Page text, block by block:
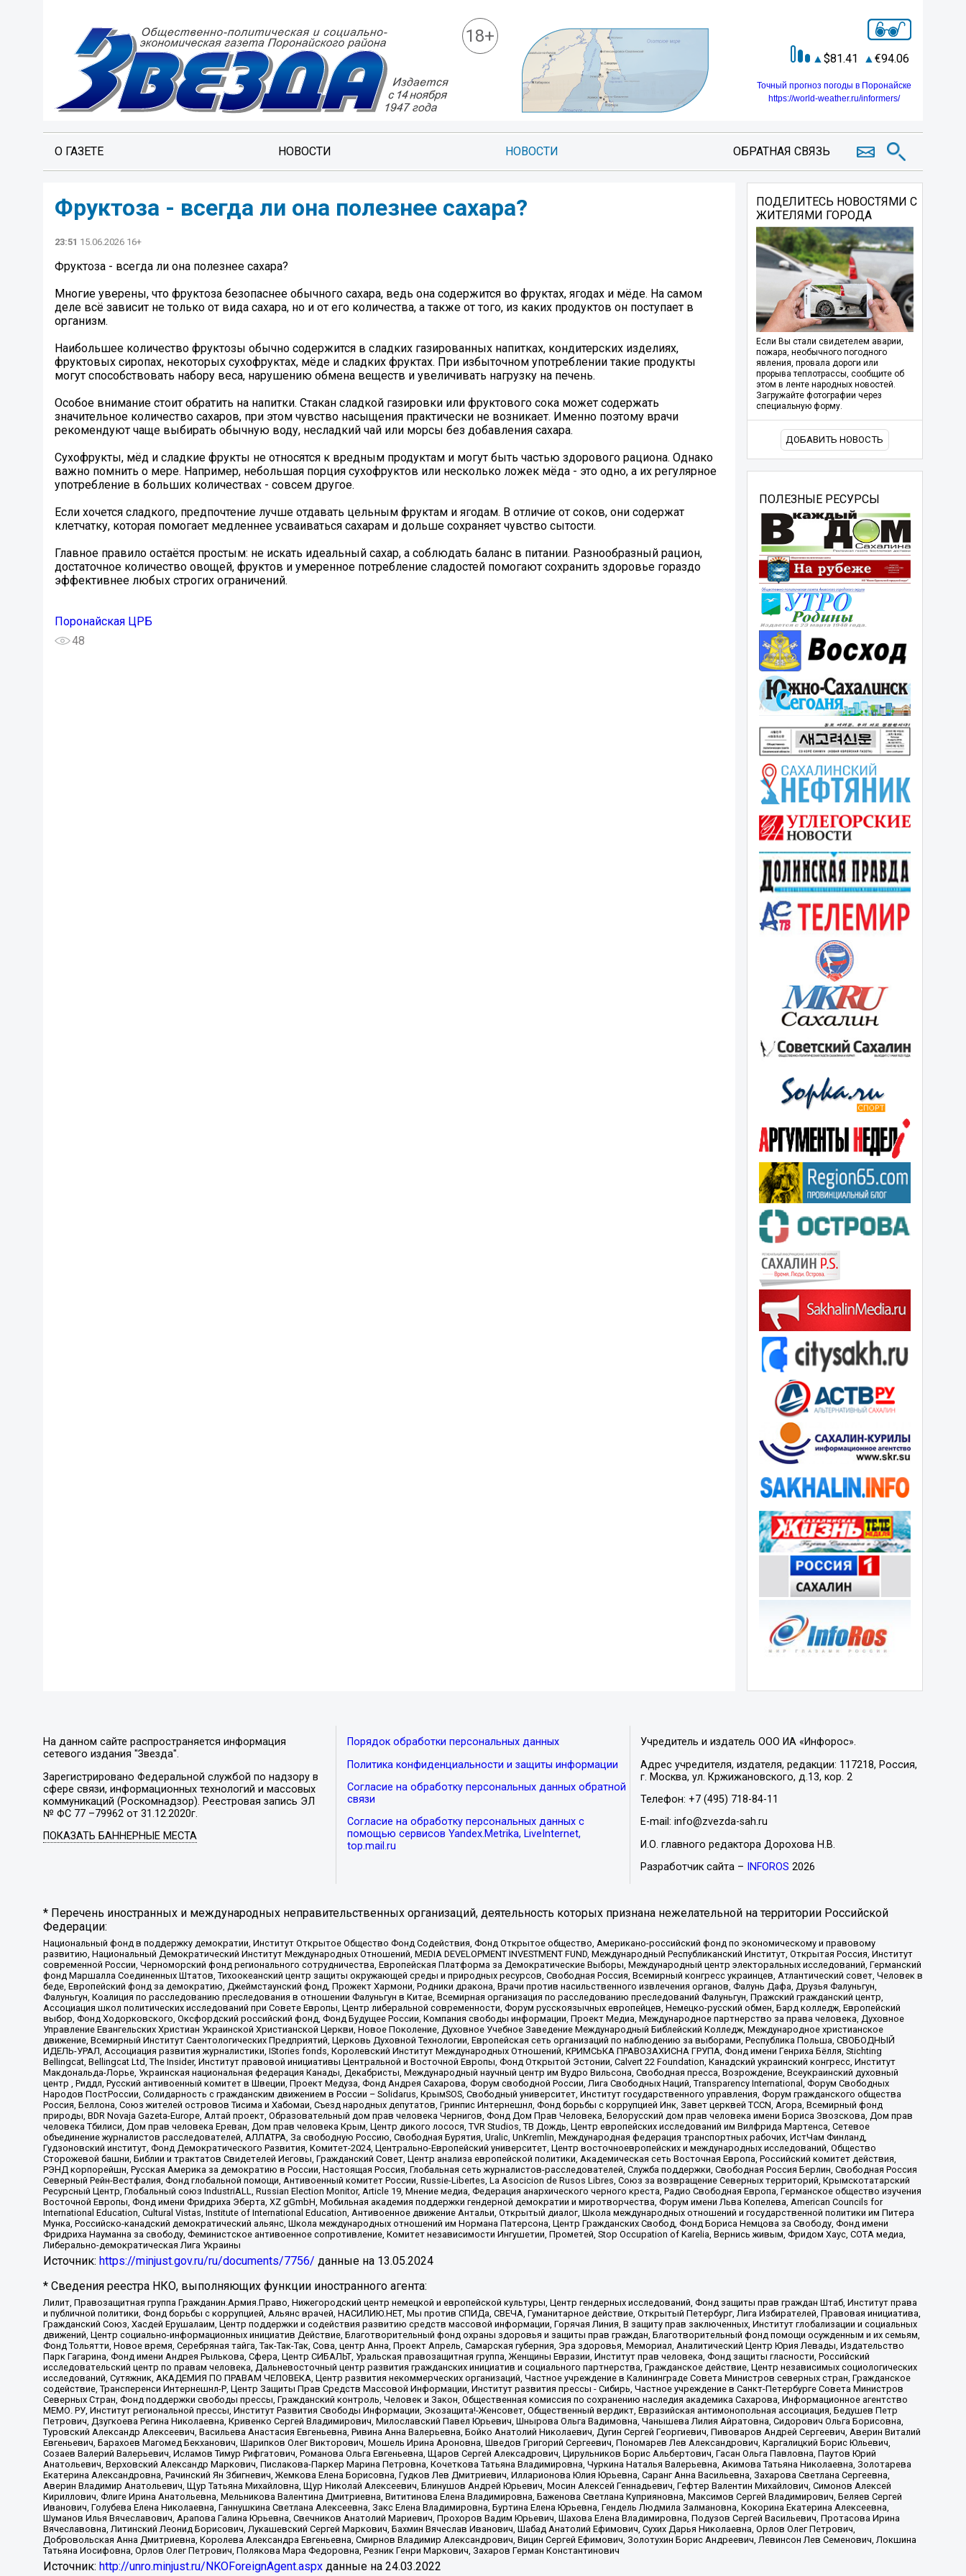
18+
81.41 94.06
Точный прогноз погоды в Поронайске
https://world-weather.ru/informers/
О ГАЗЕТЕ НОВОСТИ НОВОСТИ ОБРАТНАЯ СВЯЗЬ
Фруктоза - всегда ли она полезнее сахара?
23:51 15.06.2026 16+
Фруктоза - всегда ли она полезнее сахара?
Многие уверены, что фруктоза безопаснее обычного сахара, ведь она содержится во фруктах, ягодах и мёде. На самом
деле всё зависит не только от вида сахара, но и от его количества, а также от того, из каких продуктов он поступает в
организм.
Наибольшее количество фруктозы обычно содержится в сладких газированных напитках, кондитерских изделиях,
фруктовых сиропах, некоторых сухофруктах, мёде и сладких фруктах. При избыточном употреблении такие продукты
могут способствовать набору веса, нарушению обмена веществ и увеличивать нагрузку на печень.
Особое внимание стоит обратить на напитки. Стакан сладкой газировки или фруктового сока может содержать
значительное количество сахаров, при этом чувство насыщения практически не возникает. Именно поэтому врачи
рекомендуют чаще выбирать обычную воду, несладкий чай или морсы без добавления сахара.
Сухофрукты, мёд и сладкие фрукты не относятся к вредным продуктам и могут быть частью здорового рациона. Однако
важно помнить о мере. Например, небольшая порция сухофруктов или несколько ложек мёда - это одно, а их регулярное
употребление в больших количествах - совсем другое.
Если хочется сладкого, предпочтение лучше отдавать цельным фруктам и ягодам. В отличие от соков, они содержат
клетчатку, которая помогает медленнее усваиваться сахарам и дольше сохраняет чувство сытости.
Главное правило остаётся простым: не искать идеальный сахар, а соблюдать баланс в питании. Разнообразный рацион,
достаточное количество овощей, фруктов и умеренное потребление сладостей помогают сохранить здоровье гораздо
эффективнее любых строгих ограничений.
Поронайская ЦРБ
48
ПОДЕЛИТЕСЬ НОВОСТЯМИ С
ЖИТЕЛЯМИ ГОРОДА
Если Вы стали свидетелем аварии,
пожара, необычного погодного
явления, провала дороги или
прорыва теплотрассы, сообщите об
этом в ленте народных новостей.
Загружайте фотографии через
специальную форму.
ДОБАВИТЬ НОВОСТЬ
ПОЛЕЗНЫЕ РЕСУРСЫ
На данном сайте распространяется информация
сетевого издания "Звезда".
Зарегистрировано Федеральной службой по надзору в
сфере связи, информационных технологий и массовых
коммуникаций (Роскомнадзор). Реестровая запись ЭЛ
№ ФС 77 –79962 от 31.12.2020г.
ПОКАЗАТЬ БАННЕРНЫЕ МЕСТА
Порядок обработки персональных данных
Политика конфиденциальности и защиты информации
Согласие на обработку персональных данных обратной
связи
Согласие на обработку персональных данных с
помощью сервисов Yandex.Metrika, LiveInternet,
top.mail.ru
Учредитель и издатель ООО ИА «Инфорос».
Адрес учредителя, издателя, редакции: 117218, Россия,
г. Москва, ул. Кржижановского, д.13, кор. 2
Телефон: +7 (495) 718-84-11
E-mail: info@zvezda-sah.ru
И.О. главного редактора Дорохова Н.В.
Разработчик сайта –
INFOROS 2026
* Перечень иностранных и международных неправительственных организаций, деятельность которых признана нежелательной на территории Российской
Федерации:
Национальный фонд в поддержку демократии, Институт Открытое Общество Фонд Содействия, Фонд Открытое общество, Американо-российский фонд по экономическому и правовому
развитию, Национальный Демократический Институт Международных Отношений, MEDIA DEVELOPMENT INVESTMENT FUND, Международный Республиканский Институт, Открытая Россия, Институт
современной России, Черноморский фонд регионального сотрудничества, Европейская Платформа за Демократические Выборы, Международный центр электоральных исследований, Германский
фонд Маршалла Соединенных Штатов, Тихоокеанский центр защиты окружающей среды и природных ресурсов, Свободная Россия, Всемирный конгресс украинцев, Атлантический совет, Человек в
беде, Европейский фонд за демократию, Джеймстаунский фонд, Прожект Хармони, Родники дракона, Врачи против насильственного извлечения органов, Фалунь Дафа, Друзья Фалуньгун,
Фалуньгун, Коалиция по расследованию преследования в отношении Фалуньгун в Китае, Всемирная организация по расследованию преследований Фалуньгун, Пражский гражданский центр,
Ассоциация школ политических исследований при Совете Европы, Центр либеральной современности, Форум русскоязычных европейцев, Немецко-русский обмен, Бард колледж, Европейский
выбор, Фонд Ходорковского, Оксфордский российский фонд, Фонд Будущее России, Компания свободы информации, Проект Медиа, Международное партнерство за права человека, Духовное
Управление Евангельских Христиан Украинской Христианской Церкви, Новое Поколение, Духовное Учебное Заведение Международный Библейский Колледж, Международное христианское
движение, Всемирный Институт Саентологических Предприятий, Церковь Духовной Технологии, Европейская сеть организаций по наблюдению за выборами, Республика Польша, СВОБОДНЫЙ
ИДЕЛЬ-УРАЛ, Ассоциация развития журналистики, IStories fonds, Королевский Институт Международных Отношений, КРИМСЬКА ПРАВОЗАХИСНА ГРУПА, Фонд имени Генриха Бёлля, Stichting
Bellingcat, Bellingcat Ltd, The Insider, Институт правовой инициативы Центральной и Восточной Европы, Фонд Открытой Эстонии, Calvert 22 Foundation, Канадский украинский конгресс, Институт
Макдональда-Лорье, Украинская национальная федерация Канады, Декабристы, Международный научный центр им Вудро Вильсона, Свободная пресса, Возрождение, Всеукраинский духовный
центр , Риддл, Русский антивоенный комитет в Швеции, Проект Медуза, Фонд Андрея Сахарова, Форум свободной России, Лига Свободных Наций, Transparеncy International, Форум Свободных
Народов ПостРоссии, Солидарность с гражданским движением в России – Solidarus, КрымSOS, Свободный университет, Институт государственного управления, Форум гражданского общества
Россия, Беллона, Союз жителей островов Тисима и Хабомаи, Съезд народных депутатов, Гринпис Интернешнл, Фонд борьбы с коррупцией Инк, Завет церквей TCCN, Агора, Всемирный фонд
природы, BDR Novaja Gazeta-Europe, Алтай проект, Образовательный дом прав человека Чернигов, Фонд Дом Прав Человека, Белорусский дом прав человека имени Бориса Звозскова, Дом прав
человека Тбилиси, Дом прав человека Ереван, Дом прав человека Крым, Центр дикого лосося, TVR Studios, ТВ Дождь, Центр европейских исследований им Вилфрида Мартенса, Сетевое
объединение журналистов расследователей, АЛЛАТРА, За свободную Россию, Свободная Бурятия, Uralic, UnKremlin, Международная федерация транспортных рабочих, ИстЧам Финланд,
Гудзоновский институт, Фонд Демократического Развития, Комитет-2024, Центрально-Европейский университет, Центр восточноевропейских и международных исследований, Общество
Сторожевой башни, Библии и трактатов Свидетелей Иеговы, Гражданский Совет, Центр анализа европейской политики, Академическая сеть Восточная Европа, Российский комитет действия,
РЭНД корпорейшн, Русская Америка за демократию в России, Настоящая Россия, Глобальная сеть журналистов-расследователей, Служба поддержки, Свободная Россия Берлин, Свободная Россия
Северный Рейн-Вестфалия, Фонд глобальной помощи, Антивоенный комитет России, Russie-Libertes, La Asocicion de Rusos Libres, Союз за возвращение Северных территорий, Крымскотатарский
Ресурсный Центр, Глобальный союз IndustriALL, Russian Election Monitor, Article 19, Мнение медиа, Федерация анархического черного креста, Радио Свободная Европа, Германское общество изучения
Восточной Европы, Фонд имени Фридриха Эберта, XZ gGmbH, Мобильная академия поддержки гендерной демократии и миротворчества, Форум имени Льва Копелева, American Councils for
International Education, Cultural Vistas, Institute of International Education, Антивоенное движение Антальи, Открытый диалог, Школа международных отношений и государственной политики им Питера
Мунка, Российско-канадский демократический альянс, Школа международных отношений им Нормана Патерсона, Центр Гражданских Свобод, Фонд Бориса Немцова за Свободу, Фонд имени
Фридриха Науманна за свободу, Феминистское антивоенное сопротивление, Комитет независимости Ингушетии, Прометей, Stop Occupation of Karelia, Вернись живым, Фридом Хаус, СОТА медиа,
Либерально-демократическая Лига Украины
Источник: https://minjust.gov.ru/ru/documents/7756/ данные на 13.05.2024
* Сведения реестра НКО, выполняющих функции иностранного агента:
Лилит, Правозащитная группа Гражданин.Армия.Право, Нижегородский центр немецкой и европейской культуры, Центр гендерных исследований, Фонд защиты прав граждан Штаб, Институт права
и публичной политики, Фонд борьбы с коррупцией, Альянс врачей, НАСИЛИЮ.НЕТ, Мы против СПИДа, СВЕЧА, Гуманитарное действие, Открытый Петербург, Лига Избирателей, Правовая инициатива,
Гражданский Союз, Хасдей Ерушалаим, Центр поддержки и содействия развитию средств массовой информации, Горячая Линия, В защиту прав заключенных, Институт глобализации и социальных
движений, Центр социально-информационных инициатив Действие, Благотворительный фонд охраны здоровья и защиты прав граждан, Благотворительный фонд помощи осужденным и их семьям,
Фонд Тольятти, Новое время, Серебряная тайга, Так-Так-Так, Сова, центр Анна, Проект Апрель, Самарская губерния, Эра здоровья, Мемориал, Аналитический Центр Юрия Левады, Издательство
Парк Гагарина, Фонд имени Андрея Рылькова, Сфера, Центр СИБАЛЬТ, Уральская правозащитная группа, Женщины Евразии, Институт прав человека, Фонд защиты гласности, Российский
исследовательский центр по правам человека, Дальневосточный центр развития гражданских инициатив и социального партнерства, Гражданское действие, Центр независимых социологических
исследований, Сутяжник, АКАДЕМИЯ ПО ПРАВАМ ЧЕЛОВЕКА, Центр развития некоммерческих организаций, Частное учреждение в Калининграде Совета Министров северных стран, Гражданское
содействие, Трансперенси Интернешнл-Р, Центр Защиты Прав Средств Массовой Информации, Институт развития прессы - Сибирь, Частное учреждение в Санкт-Петербурге Совета Министров
Северных Стран, Фонд поддержки свободы прессы, Гражданский контроль, Человек и Закон, Общественная комиссия по сохранению наследия академика Сахарова, Информационное агентство
МЕМО. РУ, Институт региональной прессы, Институт Развития Свободы Информации, Экозащита!-Женсовет, Общественный вердикт, Евразийская антимонопольная ассоциация, Бедушев Петр
Петрович, Дзугкоева Регина Николаевна, Кривенко Сергей Владимирович, Милославский Павел Юрьевич, Шнырова Ольга Вадимовна, Чанышева Лилия Айратовна, Сидорович Ольга Борисовна,
Туровский Александр Алексеевич, Васильева Анастасия Евгеньевна, Ривина Анна Валерьевна, Бойко Анатолий Николаевич, Дугин Сергей Георгиевич, Пивоваров Андрей Сергеевич, Аверин Виталий
Евгеньевич, Барахоев Магомед Бекханович, Шарипков Олег Викторович, Мошель Ирина Ароновна, Шведов Григорий Сергеевич, Пономарев Лев Александрович, Каргалицкий Борис Юльевич,
Созаев Валерий Валерьевич, Исламов Тимур Рифгатович, Романова Ольга Евгеньевна, Щаров Сергей Алексадрович, Цирульников Борис Альбертович, Гасан Ольга Павловна, Паутов Юрий
Анатольевич, Верховский Александр Маркович, Пислакова-Паркер Марина Петровна, Кочеткова Татьяна Владимировна, Чуркина Наталья Валерьевна, Акимова Татьяна Николаевна, Золотарева
Екатерина Александровна, Рачинский Ян Збигневич, Жемкова Елена Борисовна, Гудков Лев Дмитриевич, Илларионова Юлия Юрьевна, Саранг Анна Васильевна, Захарова Светлана Сергеевна,
Аверин Владимир Анатольевич, Щур Татьяна Михайловна, Щур Николай Алексеевич, Блинушов Андрей Юрьевич, Мосин Алексей Геннадьевич, Гефтер Валентин Михайлович, Симонов Алексей
Кириллович, Флиге Ирина Анатольевна, Мельникова Валентина Дмитриевна, Вититинова Елена Владимировна, Баженова Светлана Куприяновна, Максимов Сергей Владимирович, Беляев Сергей
Иванович, Голубева Елена Николаевна, Ганнушкина Светлана Алексеевна, Закс Елена Владимировна, Буртина Елена Юрьевна, Гендель Людмила Залмановна, Кокорина Екатерина Алексеевна,
Шуманов Илья Вячеславович, Арапова Галина Юрьевна, Свечников Анатолий Мариевич, Прохоров Вадим Юрьевич, Шахова Елена Владимировна, Подузов Сергей Васильевич, Протасова Ирина
Вячеславовна, Литинский Леонид Борисович, Лукашевский Сергей Маркович, Бахмин Вячеслав Иванович, Шабад Анатолий Ефимович, Сухих Дарья Николаевна, Орлов Олег Петрович,
Добровольская Анна Дмитриевна, Королева Александра Евгеньевна, Смирнов Владимир Александрович, Вицин Сергей Ефимович, Золотухин Борис Андреевич, Левинсон Лев Семенович, Локшина
Татьяна Иосифовна, Орлов Олег Петрович, Полякова Мара Федоровна, Резник Генри Маркович, Захаров Герман Константинович
Источник: http://unro.minjust.ru/NKOForeignAgent.aspx данные на 24.03.2022